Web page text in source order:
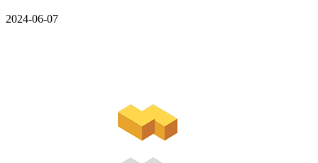
2024-06-07